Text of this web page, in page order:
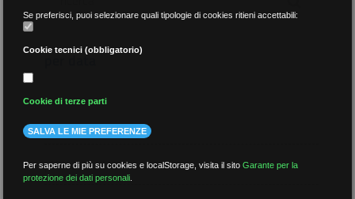
per data
più recenti
Se preferisci, puoi selezionare quali tipologie di cookies ritieni accettabili:
Cookie tecnici (obbligatorio)
Cookie di terze parti
SALVA LE MIE PREFERENZE
Per saperne di più su cookies e localStorage, visita il sitoGarante per la
protezione dei dati personali